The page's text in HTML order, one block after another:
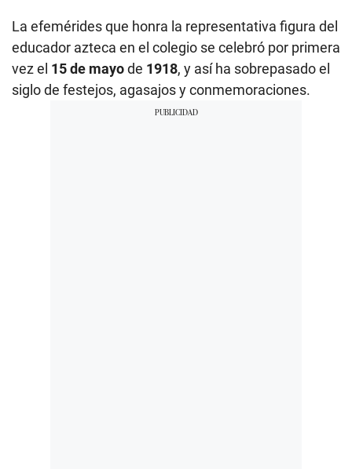
La efemérides que honra la representativa figura del
educador azteca en el colegio se celebró por primera
vez el 15 de mayode 1918, y así ha sobrepasado el
siglo de festejos, agasajos y conmemoraciones.